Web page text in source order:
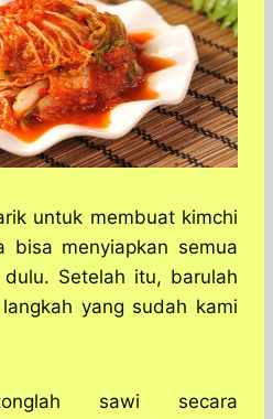
untuk membuat kimchi
bisa menyiapkan semua
Setelah itu, barulah
yang sudah kami
sawi secara